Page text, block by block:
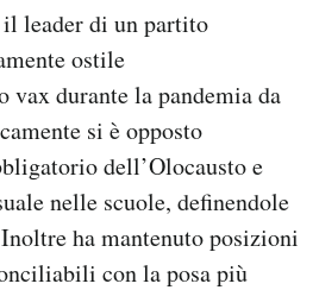
leader di un partito
ostile
vax durante la pandemia da
si è opposto
dell’Olocausto e
nelle scuole, definendole
ha mantenuto posizioni
con la posa più